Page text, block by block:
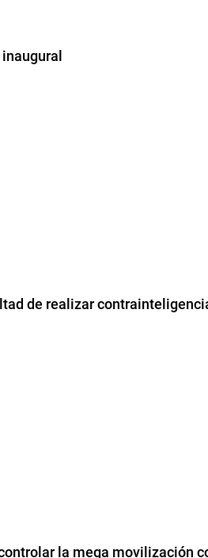
de realizar
la mega movilización